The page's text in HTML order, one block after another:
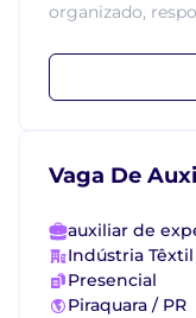
organizado,
Vaga De
auxiliar de
Indústria Têxtil
Presencial
Piraquara / PR